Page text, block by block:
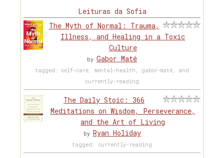
Leituras da Sofia
The Myth of Normal: Trauma,
Illness, and Healing in a Toxic
Culture
by Gabor Maté
tagged: self-care, mental-health, gabor-maté, and
currently-reading
The Daily Stoic: 366
Meditations on Wisdom, Perseverance,
and the Art of Living
by Ryan Holiday
tagged: currently-reading